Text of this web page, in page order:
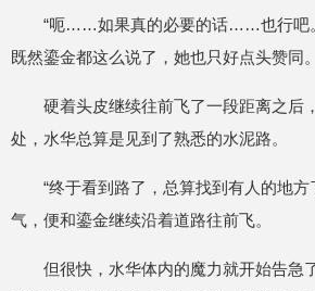
“呃……如果真的必要的话……也行吧
既然鎏金都这么说了，她也只好点头赞同。
硬着头皮继续往前飞了一段距离之后
处，水华总算是见到了熟悉的水泥路。
“终于看到路了，总算找到有人的地方
气，便和鎏金继续沿着道路往前飞。
但很快，水华体内的魔力就开始告急